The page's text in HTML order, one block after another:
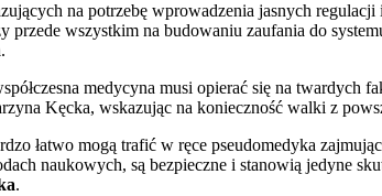
na potrzebę wprowadzenia jasnych
przede wszystkim na budowaniu zaufania do
.
medycyna musi opierać się na
Kęcka, wskazując na konieczność walki z
łatwo mogą trafić w ręce pseudomedyka
naukowych, są bezpieczne i stanowią jedyne
.